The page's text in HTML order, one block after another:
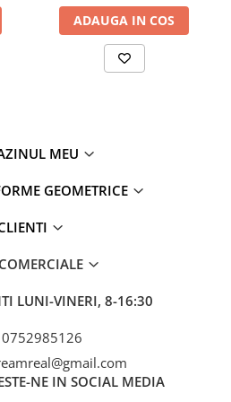
ADAUGA IN COS
MEU
GEOMETRICE
LUNI-VINERI, 8-16:30
0752985126
NE IN SOCIAL MEDIA